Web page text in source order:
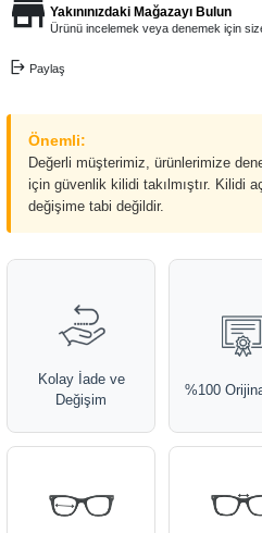
Yakınınızdaki Mağazayı Bulun
Ürünü incelemek veya denemek için
Paylaş
Önemli:
Değerli müşterimiz, ürünlerimize
için güvenlik kilidi takılmıştır. Kilidi
değişime tabi değildir.
Kolay İade ve
Değişim
%100